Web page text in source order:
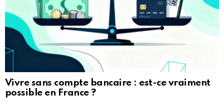
Vivre sans compte bancaire : est-ce vraiment
possible en France ?